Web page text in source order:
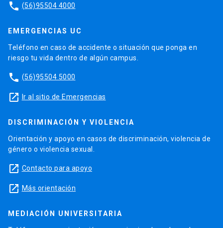
phone (56)95504 4000
EMERGENCIAS UC
Teléfono en caso de accidente o situación que ponga en
riesgo tu vida dentro de algún campus.
phone (56)95504 5000
launch Ir al sitio de Emergencias
DISCRIMINACIÓN Y VIOLENCIA
Orientación y apoyo en casos de discriminación, violencia de
género o violencia sexual.
launch Contacto para apoyo
launch Más orientación
MEDIACIÓN UNIVERSITARIA